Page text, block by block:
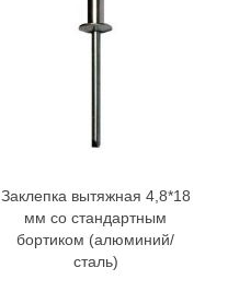
Заклепка вытяжная 4,8*18
мм со стандартным
бортиком (алюминий/
сталь)